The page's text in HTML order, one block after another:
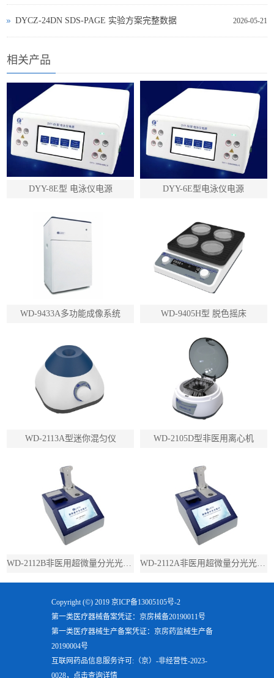
2026-05-21
DYCZ‑24DN SDS‑PAGE 实验方案完整数据
相关产品
DYY-8E型 电泳仪电源 DYY-6E型电泳仪电源
WD-9433A多功能成像系统 WD-9405H型 脱色摇床
WD-2113A型迷你混匀仪 WD-2105D型非医用离心机
WD-2112B非医用超微量分光光度计（带荧光） WD-2112A非医用超微量分光光度计（不带荧光）
Copyright (©) 2019 京ICP备13005105号-2
第一类医疗器械备案凭证：京房械备20190011号
第一类医疗器械生产备案凭证：京房药监械生产备
20190004号
互联网药品信息服务许可:（京）-非经营性-2023-
0028，点击查询详情